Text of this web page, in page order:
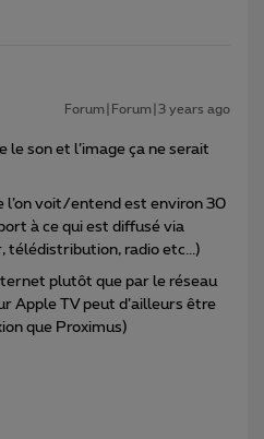
Forum|Forum|3 years ago
le son et l’image ça ne serait
l’on voit/entend est environ 30
à ce qui est diffusé via
télédistribution, radio etc...)
plutôt que par le réseau
Apple TV peut d’ailleurs être
que Proximus)